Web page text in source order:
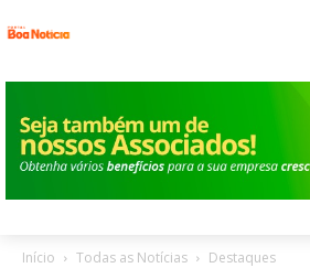
Início Todas as Notícias Destaques